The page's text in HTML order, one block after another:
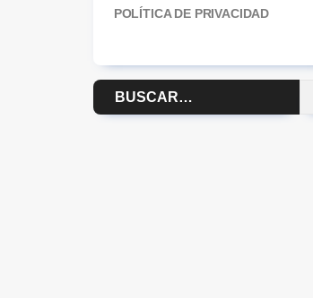
POLÍTICA DE PRIVACIDAD
Buscar
por: